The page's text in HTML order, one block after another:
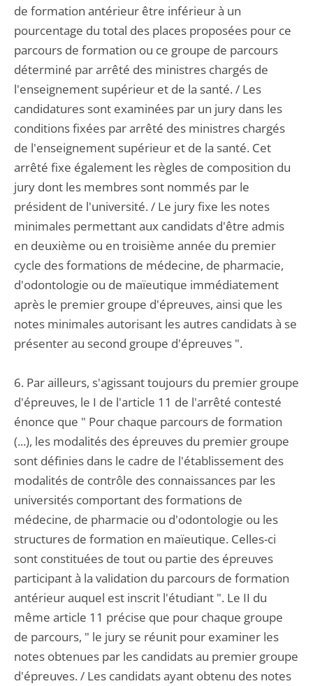
de formation antérieur être inférieur à un
pourcentage du total des places proposées pour ce
parcours de formation ou ce groupe de parcours
déterminé par arrêté des ministres chargés de
l'enseignement supérieur et de la santé. / Les
candidatures sont examinées par un jury dans les
conditions fixées par arrêté des ministres chargés
de l'enseignement supérieur et de la santé. Cet
arrêté fixe également les règles de composition du
jury dont les membres sont nommés par le
président de l'université. / Le jury fixe les notes
minimales permettant aux candidats d'être admis
en deuxième ou en troisième année du premier
cycle des formations de médecine, de pharmacie,
d'odontologie ou de maïeutique immédiatement
après le premier groupe d'épreuves, ainsi que les
notes minimales autorisant les autres candidats à se
présenter au second groupe d'épreuves ".
6. Par ailleurs, s'agissant toujours du premier groupe
d'épreuves, le I de l'article 11 de l'arrêté contesté
énonce que " Pour chaque parcours de formation
(...), les modalités des épreuves du premier groupe
sont définies dans le cadre de l'établissement des
modalités de contrôle des connaissances par les
universités comportant des formations de
médecine, de pharmacie ou d'odontologie ou les
structures de formation en maïeutique. Celles-ci
sont constituées de tout ou partie des épreuves
participant à la validation du parcours de formation
antérieur auquel est inscrit l'étudiant ". Le II du
même article 11 précise que pour chaque groupe
de parcours, " le jury se réunit pour examiner les
notes obtenues par les candidats au premier groupe
d'épreuves. / Les candidats ayant obtenu des notes